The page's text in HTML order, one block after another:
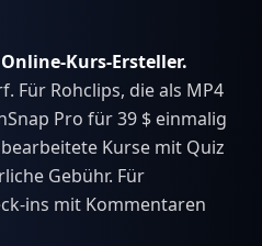
Kurs-Ersteller.
Für Rohclips, die als MP4
Pro für 39 $ einmalig
Kurse mit Quiz
Gebühr. Für
ins mit Kommentaren